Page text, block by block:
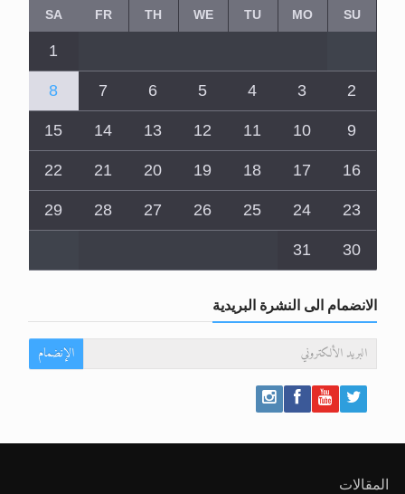
SU
MO
TU
WE
TH
FR
SA
1
2
3
4
5
6
7
8
9
10
11
12
13
14
15
16
17
18
19
20
21
22
23
24
25
26
27
28
29
30
31
الانضمام الى النشرة البريدية
الإنضمام
المقالات